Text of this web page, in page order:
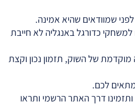
שמוודאים שהיא אמינה.
כדורגל באנגליה לא חייבת
של השוק, תזמון נכון וקצת
לכם.
דרך האתר הרשמי ותראו